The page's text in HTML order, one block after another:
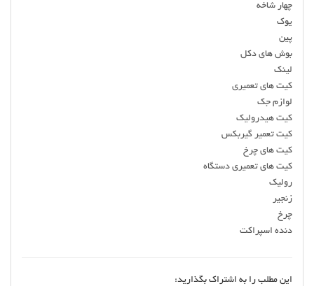
چهار شاخه
یوک
پین
بوش های دکل
لینک
کیت های تعمیری
لوازم جک
کیت هیدرولیک
کیت تعمیر گیربکس
کیت های چرخ
کیت های تعمیری دستگاه
رولیک
زنجیر
چرخ
دنده اسپراکت
این مطلب را به اشتراک بگذارید: